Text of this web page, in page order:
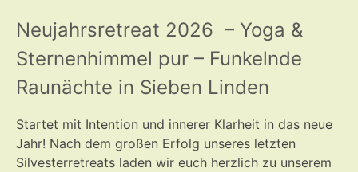
Neujahrsretreat 2026 – Yoga &
Sternenhimmel pur – Funkelnde
Raunächte in Sieben Linden
Startet mit Intention und innerer Klarheit in das neue
Jahr! Nach dem großen Erfolg unseres letzten
Silvesterretreats laden wir euch herzlich zu unserem